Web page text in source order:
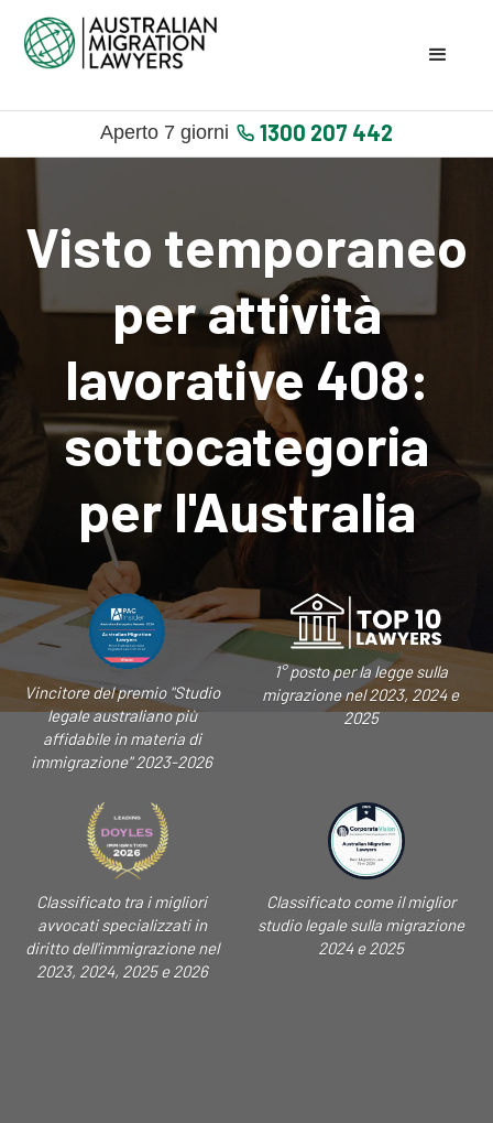
Aperto 7 giorni 1300 207 442
Visto temporaneo
per attività
lavorative 408:
sottocategoria
per l'Australia
Vincitore del premio "Studio
legale australiano più
affidabile in materia di
immigrazione" 2023-2026
1° posto per la legge sulla
migrazione nel 2023, 2024 e
2025
Classificato tra i migliori
avvocati specializzati in
diritto dell'immigrazione nel
2023, 2024, 2025 e 2026
Classificato come il miglior
studio legale sulla migrazione
2024 e 2025